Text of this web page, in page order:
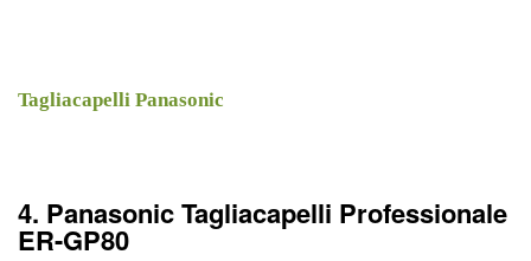
Tagliacapelli Panasonic
4. Panasonic Tagliacapelli Professionale
ER-GP80